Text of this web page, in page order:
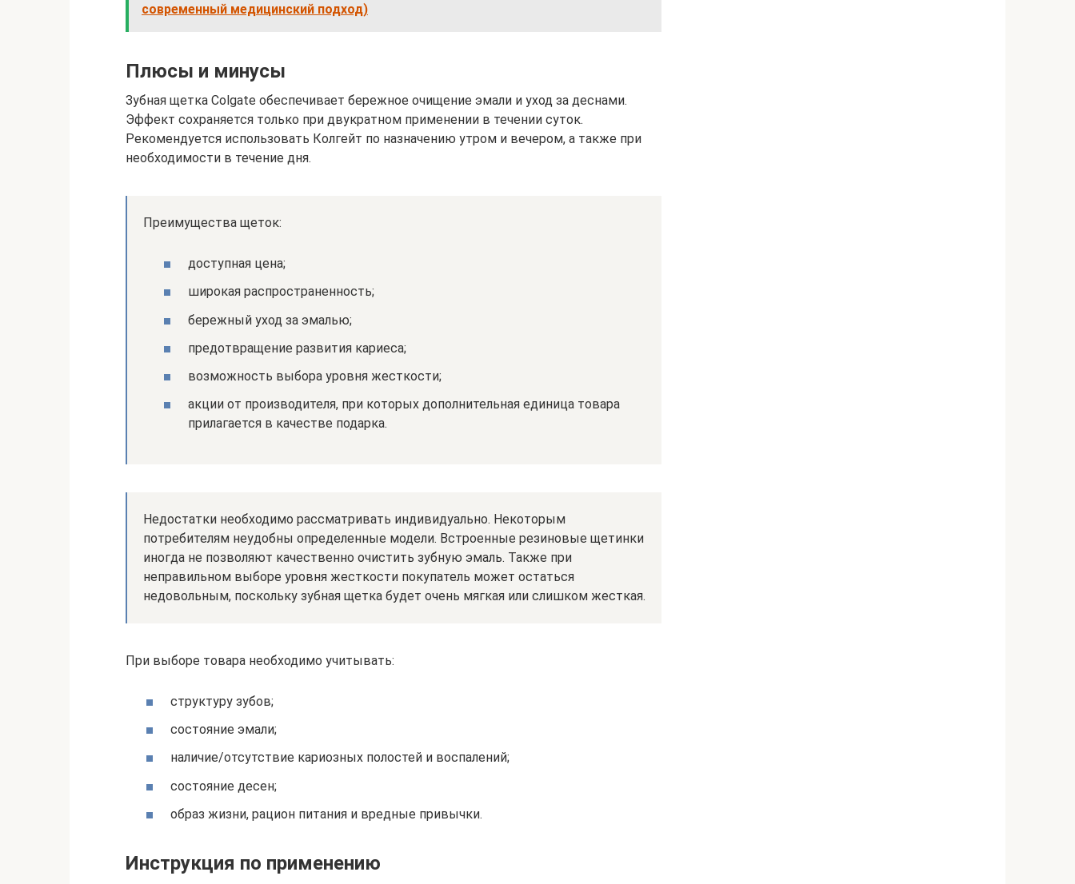
современный медицинский подход)
Плюсы и минусы
Зубная щетка Colgate обеспечивает бережное очищение эмали и уход за деснами.
Эффект сохраняется только при двукратном применении в течении суток.
Рекомендуется использовать Колгейт по назначению утром и вечером, а также при
необходимости в течение дня.
Преимущества щеток:
доступная цена;
широкая распространенность;
бережный уход за эмалью;
предотвращение развития кариеса;
возможность выбора уровня жесткости;
акции от производителя, при которых дополнительная единица товара
прилагается в качестве подарка.
Недостатки необходимо рассматривать индивидуально. Некоторым
потребителям неудобны определенные модели. Встроенные резиновые щетинки
иногда не позволяют качественно очистить зубную эмаль. Также при
неправильном выборе уровня жесткости покупатель может остаться
недовольным, поскольку зубная щетка будет очень мягкая или слишком жесткая.
При выборе товара необходимо учитывать:
структуру зубов;
состояние эмали;
наличие/отсутствие кариозных полостей и воспалений;
состояние десен;
образ жизни, рацион питания и вредные привычки.
Инструкция по применению